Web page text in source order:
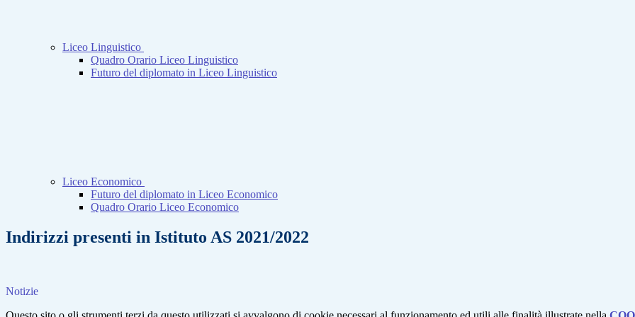
Liceo Linguistico
Quadro Orario Liceo Linguistico
Futuro del diplomato in Liceo Linguistico
Liceo Economico
Futuro del diplomato in Liceo Economico
Quadro Orario Liceo Economico
Indirizzi presenti in Istituto AS 2021/2022
Notizie